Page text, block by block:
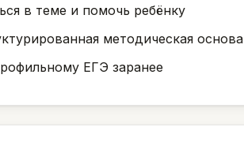
в теме и помочь ребёнку
методическая основа
ЕГЭ заранее